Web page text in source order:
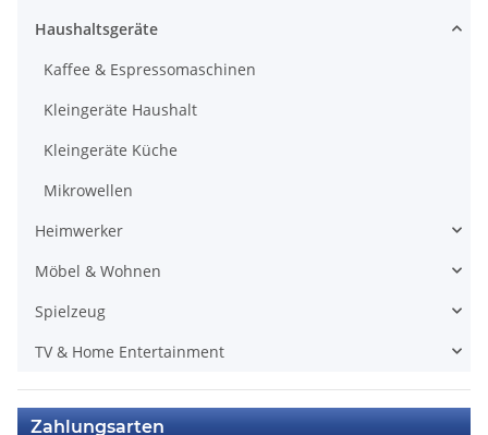
Haushaltsgeräte
Kaffee & Espressomaschinen
Kleingeräte Haushalt
Kleingeräte Küche
Mikrowellen
Heimwerker
Möbel & Wohnen
Spielzeug
TV & Home Entertainment
Zahlungsarten